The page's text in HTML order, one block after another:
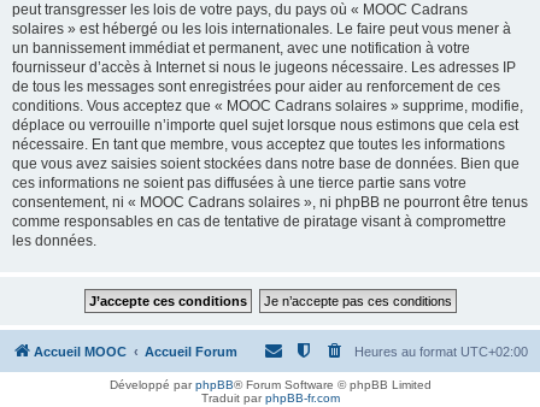
peut transgresser les lois de votre pays, du pays où « MOOC Cadrans
solaires » est hébergé ou les lois internationales. Le faire peut vous mener à
un bannissement immédiat et permanent, avec une notification à votre
fournisseur d’accès à Internet si nous le jugeons nécessaire. Les adresses IP
de tous les messages sont enregistrées pour aider au renforcement de ces
conditions. Vous acceptez que « MOOC Cadrans solaires » supprime, modifie,
déplace ou verrouille n’importe quel sujet lorsque nous estimons que cela est
nécessaire. En tant que membre, vous acceptez que toutes les informations
que vous avez saisies soient stockées dans notre base de données. Bien que
ces informations ne soient pas diffusées à une tierce partie sans votre
consentement, ni « MOOC Cadrans solaires », ni phpBB ne pourront être tenus
comme responsables en cas de tentative de piratage visant à compromettre
les données.
Accueil MOOC Accueil Forum Heures au format UTC+02:00
Développé parphpBB® Forum Software © phpBB Limited
Traduit parphpBB-fr.com